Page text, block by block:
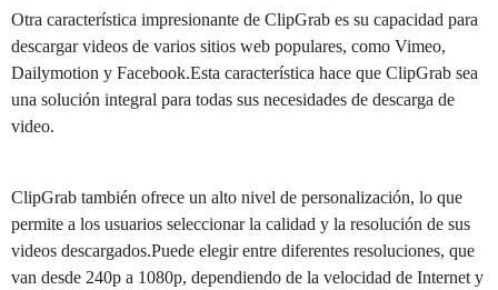
Otra característica impresionante de ClipGrab es su capacidad para
descargar videos de varios sitios web populares, como Vimeo,
Dailymotion y Facebook.Esta característica hace que ClipGrab sea
una solución integral para todas sus necesidades de descarga de
video.
ClipGrab también ofrece un alto nivel de personalización, lo que
permite a los usuarios seleccionar la calidad y la resolución de sus
videos descargados.Puede elegir entre diferentes resoluciones, que
van desde 240p a 1080p, dependiendo de la velocidad de Internet y